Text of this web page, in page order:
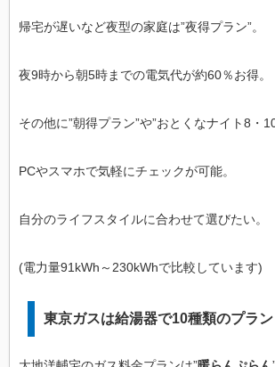
帰宅が遅いなど夜型の家庭は”夜得プラン”。
夜9時から朝5時までの電気代が約60％お得。
その他に”朝得プラン”や”おとくなナイト8・
PCやスマホで気軽にチェックが可能。
自分のライフスタイルに合わせて選びたい。
(電力量91kWh～230kWhで比較しています)
東京ガスは給湯器で10種類のプラン